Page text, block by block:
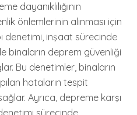
dayanıklılığının
önlemlerinin alınması için
denetimi, inşaat sürecinde
binaların deprem güvenliği
Bu denetimler, binaların
hataların tespit
Ayrıca, depreme karşı
sürecinde